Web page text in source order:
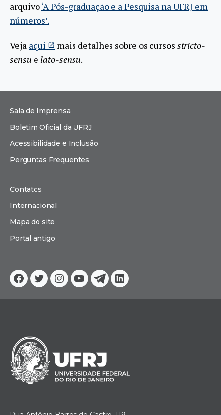
arquivo‘A Pós-graduação e a Pesquisa na UFRJ em
números’.
Veja aqui mais detalhes sobre os cursos stricto-
sensu e lato-sensu.
Facebook
TwitterInstagram
YouTube
TelegramLinkedin
Sala de Imprensa
Boletim Oficial da UFRJ
Acessibilidade e Inclusão
Perguntas Frequentes
Contatos
Internacional
Mapa do site
Portal antigo